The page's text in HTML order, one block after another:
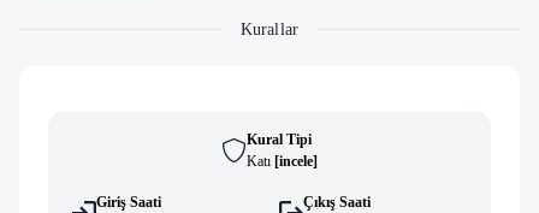
Kurallar
Kural Tipi
Katı [i̇ncele]
Giriş Saati
Çıkış Saati